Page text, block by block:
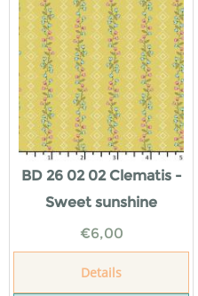
BD 26 02 02 Clematis -
Sweet sunshine
€6,00
Details